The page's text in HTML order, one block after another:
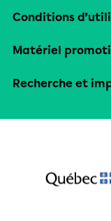
Conditions
Matériel
Recherche et